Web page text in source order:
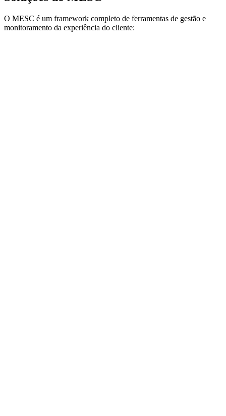
O MESC é um framework completo de ferramentas de gestão e
monitoramento da experiência do cliente: